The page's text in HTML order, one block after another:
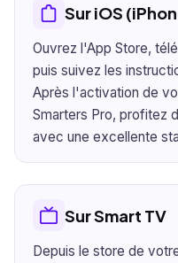
Sur iOS
Ouvrez l'App Store,
puis suivez les
Après l'activation de
Smarters Pro, profitez
avec une excellente
Sur Smart TV
Depuis le store de